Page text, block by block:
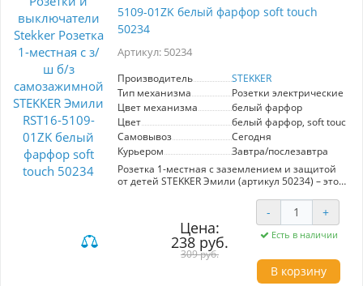
5109-01ZK белый фарфор soft touch
50234
Артикул: 50234
Производитель
STEKKER
Тип механизма
Розетки электрические
Цвет механизма
белый фарфор
Цвет
белый фарфор, soft touch
Самовывоз
Сегодня
Курьером
Завтра/послезавтра
Розетка 1-местная с заземлением и защитой
от детей STEKKER Эмили (артикул 50234) – это
стильного подключения электрических
приборов. Изготовленная из белого фарфора с
мягким на ощупь покрытием, она сочетает в
себе элегантный дизайн и высокую
функциональность. Самозажимной механизм
обеспечивает надежное соединение проводов
без лишних усилий, что упрощает установку.
Цена:
238 руб.
309 руб.
- +
Есть в наличии
В корзину